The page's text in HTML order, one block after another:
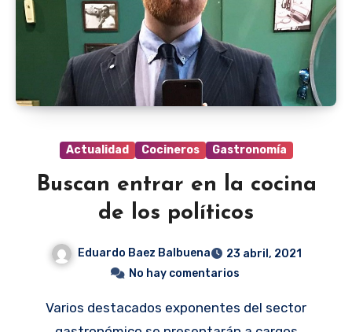
Actualidad Cocineros Gastronomía
Buscan entrar en la cocina
de los políticos
Eduardo Baez Balbuena
23 abril, 2021
No hay comentarios
Varios destacados exponentes del sector